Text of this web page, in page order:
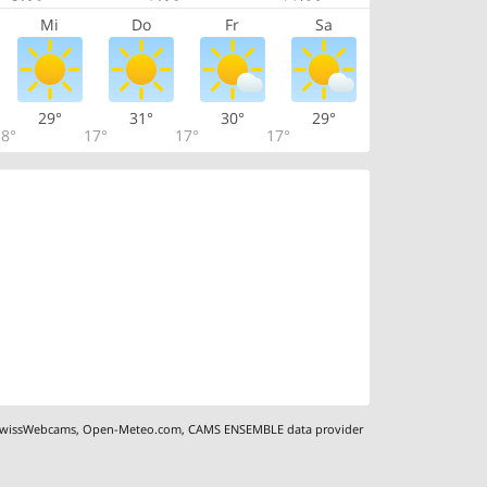
Mi Do Fr Sa
29°
17°
31°
17°
30°
17°
29°
,Open-Meteo.com,CAMS ENSEMBLE data provider